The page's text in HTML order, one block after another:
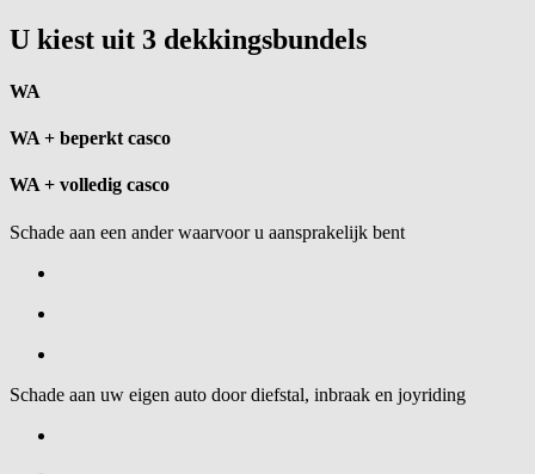
U kiest uit 3 dekkingsbundels
WA
WA + beperkt casco
WA + volledig casco
Schade aan een ander waarvoor u aansprakelijk bent
Schade aan uw eigen auto door diefstal, inbraak en joyriding